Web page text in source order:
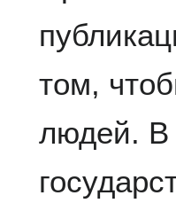
том,
людей. В